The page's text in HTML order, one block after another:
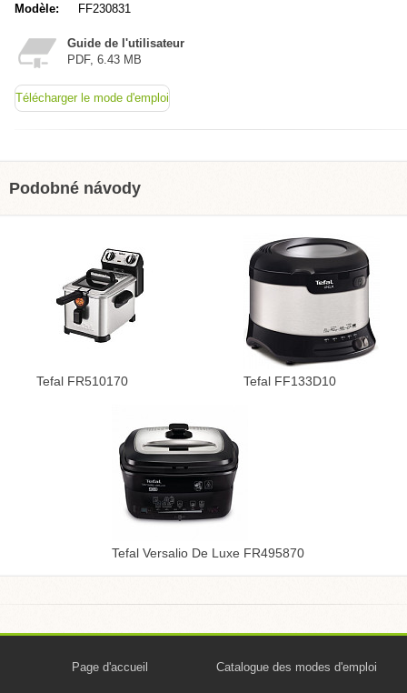
Modèle:
FF230831
Guide de l'utilisateur
PDF, 6.43 MB
Télécharger le mode d'emploi
Podobné návody
Tefal FR510170 Tefal FF133D10
Tefal Versalio De Luxe FR495870
Page d'accueil Catalogue des modes d'emploi